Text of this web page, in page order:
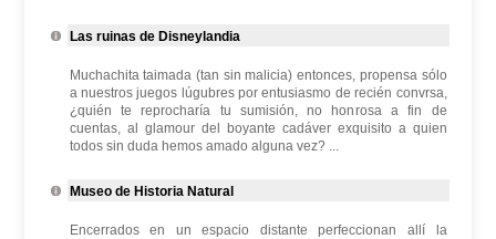
Las ruinas de Disneylandia
Muchachita taimada (tan sin malicia) entonces, propensa sólo
a nuestros juegos lúgubres por entusiasmo de recién convrsa,
¿quién te reprocharía tu sumisión, no honrosa a fin de
cuentas, al glamour del boyante cadáver exquisito a quien
todos sin duda hemos amado alguna vez? ...
Museo de Historia Natural
Encerrados en un espacio distante perfeccionan allí la